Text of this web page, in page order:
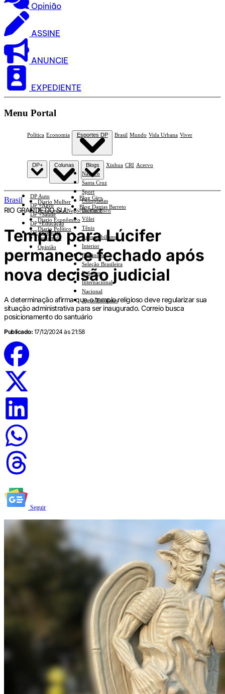
Opinião
ASSINE
ANUNCIE
EXPEDIENTE
Menu Portal
Política Economia Esportes DP
Náutico
Santa Cruz
Sport
Olimpíadas
Basquete
Vôlei
Tênis
Automobilismo
Interior
Feminino
Seleção Brasileira
E-Sports
Internacional
Nacional
Jogos Escolares
Brasil Mundo Vida Urbana Viver
DP+
DP Auto
DP +Agro
DP +Saúde
DP +Educação
DP +Ciências
Colunas
Diario Mulher
Economia e Negócios Em Foco
Diario Econômico
Diario Político
Esplanada
Opinião
Blogs
Blog Giro
Blog Dantas Barreto
Xinhua CRI Acervo
Brasil
RIO GRANDE DO SUL
Templo para Lúcifer
permanece fechado após
nova decisão judicial
A determinação afirma que o templo religioso deve regularizar sua
situação administrativa para ser inaugurado. Correio busca
posicionamento do santuário
Publicado: 17/12/2024 às 21:58
Seguir